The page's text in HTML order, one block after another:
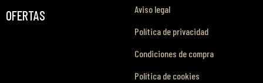
OFERTAS
Aviso legal
Política de privacidad
Condiciones de compra
Política de cookies